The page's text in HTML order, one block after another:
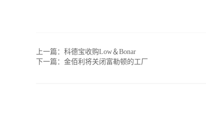
上一篇： 科德宝收购Low＆Bonar
下一篇： 金佰利将关闭富勒顿的工厂